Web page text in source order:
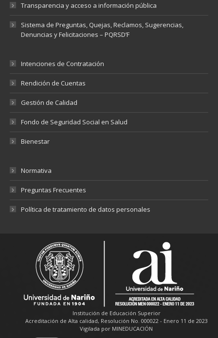
Transparencia y acceso a información pública
Sistema de Preguntas, Quejas, Reclamos, Sugerencias,
Denuncias y Felicitaciones – PQRSD’F
Intenciones de Contratación
Rendición de Cuentas
Gestión de Calidad
Fondo de Seguridad Social en Salud
Bienestar
Normativa
Preguntas Frecuentes
Política de tratamiento de datos personales
Institución de Educación Superior
Acreditación de Alta calidad, Resolución No. 000022 - Enero 11 de 2023
Vigilada por MINEDUCACIÓN